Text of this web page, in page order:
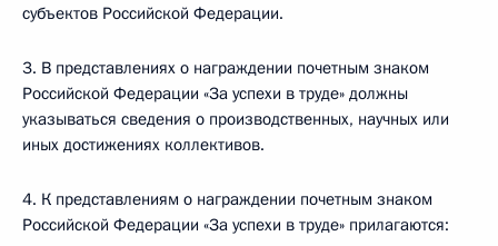
субъектов Российской Федерации.
3. В представлениях о награждении почетным знаком
Российской Федерации «За успехи в труде» должны
указываться сведения о производственных, научных или
иных достижениях коллективов.
4. К представлениям о награждении почетным знаком
Российской Федерации «За успехи в труде» прилагаются: